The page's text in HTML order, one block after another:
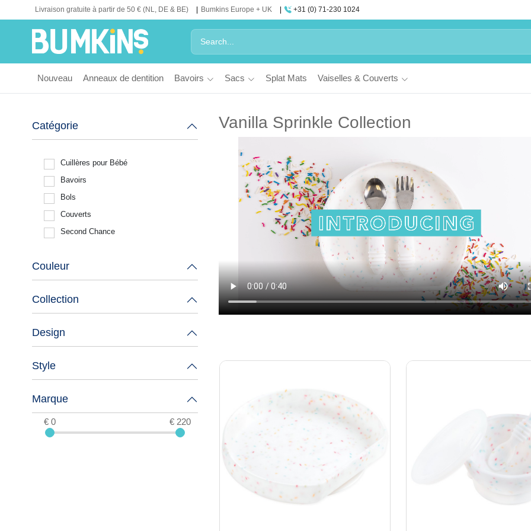
Livraison gratuite à partir de 50 € (NL, DE & BE) Bumkins Europe + UK +31 (0) 71-230 1024
Nouveau Anneaux de dentition Bavoirs Sacs Splat Mats Vaiselles & Couverts
Catégorie
Cuillères pour Bébé
Bavoirs
Bols
Couverts
Second Chance
Couleur
Collection
Design
Style
Marque
€ 0 € 220
Vanilla Sprinkle Collection